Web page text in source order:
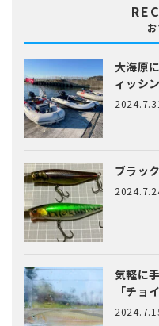
大海原
ィッシ
ブラッ
気軽に
「チョ